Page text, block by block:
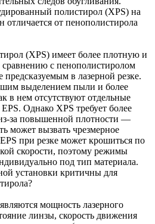
полистирол (XPS) на
отличается от пенополистирола
(XPS) имеет более плотную и
с пенополистиролом
предсказуемым в лазерной резке.
выделением пыли и более
в нем отсутствуют отдельные
Однако XPS требует более
за повышенной плотности —
может вызвать чрезмерное
при резке может крошиться по
скорости, поэтому режимы
под тип материала.
установки критичны для
мощность лазерного
линзы, скорость движения